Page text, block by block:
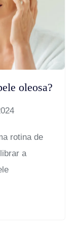
oleosa?
rotina de
a